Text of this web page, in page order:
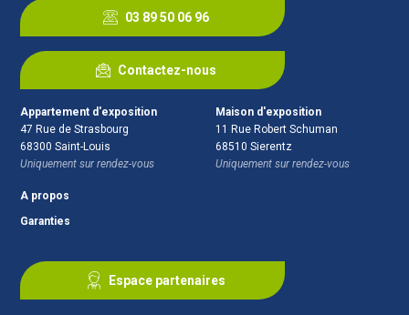
03 89 50 06 96
Contactez-nous
Appartement d'exposition
47 Rue de Strasbourg
68300 Saint-Louis
Uniquement sur rendez-vous
Maison d'exposition
11 Rue Robert Schuman
68510 Sierentz
Uniquement sur rendez-vous
A propos
Garanties
Espace partenaires